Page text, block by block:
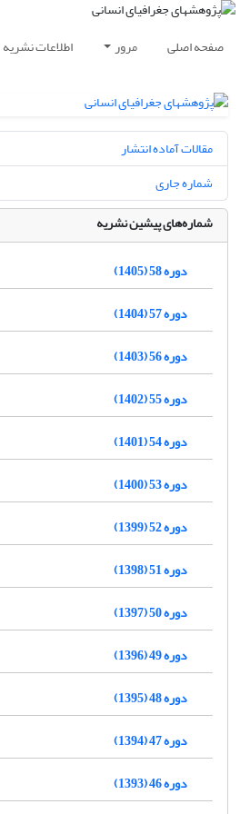
صفحه اصلی مرور اطلاعات نشریه
مقالات آماده انتشار
شماره جاری
شماره‌های پیشین نشریه
دوره 58 (1405)
دوره 57 (1404)
دوره 56 (1403)
دوره 55 (1402)
دوره 54 (1401)
دوره 53 (1400)
دوره 52 (1399)
دوره 51 (1398)
دوره 50 (1397)
دوره 49 (1396)
دوره 48 (1395)
دوره 47 (1394)
دوره 46 (1393)